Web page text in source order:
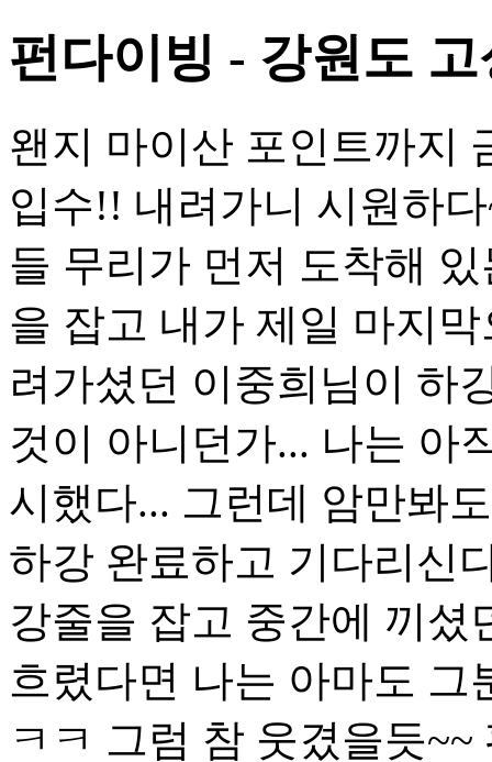
펀다이빙 - 강원도
왠지 마이산 포인트까지
입수!! 내려가니 시원하
들 무리가 먼저 도착해
을 잡고 내가 제일 마지
려가셨던 이중희님이 하
것이 아니던가... 나는 아
시했다... 그런데 암만봐
하강 완료하고 기다리신
강줄을 잡고 중간에 끼셨
흐렸다면 나는 아마도 그
ㅋㅋ 그럼 참 웃겼을듯